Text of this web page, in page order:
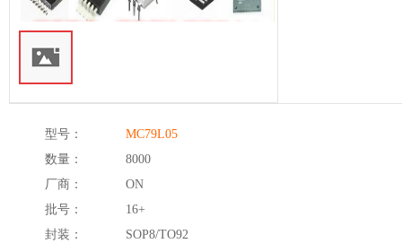
型号：
MC79L05
数量：
8000
厂商：
ON
批号：
16+
封装：
SOP8/TO92